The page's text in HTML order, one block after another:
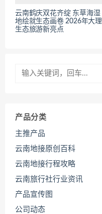
云南鹤庆双花齐绽 东草海湿
地绘就生态画卷 2026年大理
生态旅游新亮点
产品分类
主推产品
云南地接原创百科
云南地接行程攻略
云南旅行社行业资讯
产品宣传图
公司动态